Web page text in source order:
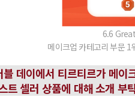
6.6
메이크업 카테고리 부문 1
데이에서 티르티르가 메이
트 셀러 상품에 대해 소개 부